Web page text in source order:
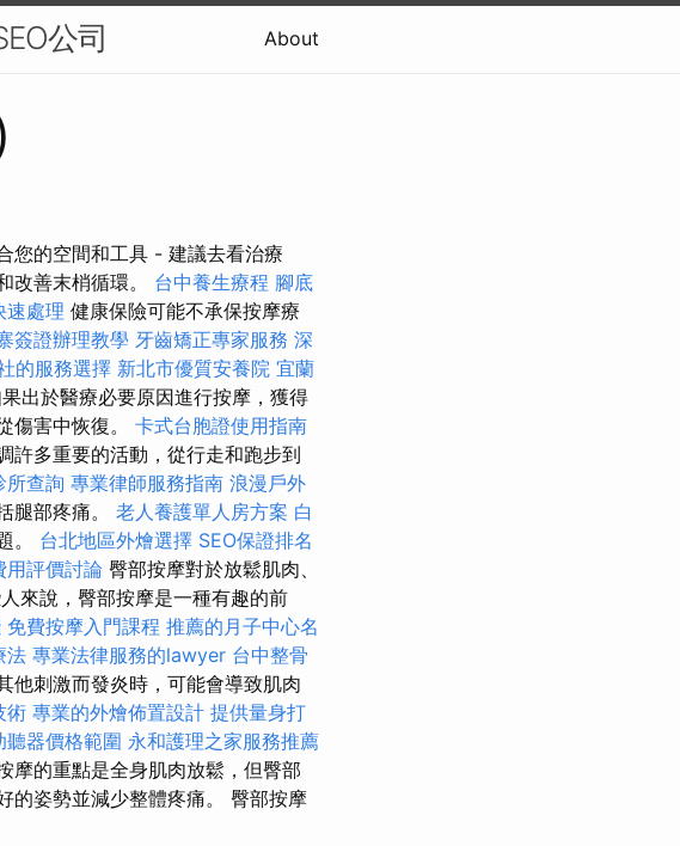
公司 About
您的空間和工具 - 建議去看治療
改善末梢循環。 台中養生療程 腳底
速處理 健康保險可能不承保按摩療
簽證辦理教學 牙齒矯正專家服務 深
的服務選擇 新北市優質安養院 宜蘭
出於醫療必要原因進行按摩，獲得
傷害中恢復。 卡式台胞證使用指南
許多重要的活動，從行走和跑步到
所查詢 專業律師服務指南 浪漫戶外
腿部疼痛。 老人養護單人房方案 白
。 台北地區外燴選擇 SEO保證排名
用評價討論 臀部按摩對於放鬆肌肉、
來說，臀部按摩是一種有趣的前
免費按摩入門課程 推薦的月子中心名
法 專業法律服務的lawyer 台中整骨
他刺激而發炎時，可能會導致肌肉
術 專業的外燴佈置設計 提供量身打
聽器價格範圍 永和護理之家服務推薦
摩的重點是全身肌肉放鬆，但臀部
的姿勢並減少整體疼痛。 臀部按摩